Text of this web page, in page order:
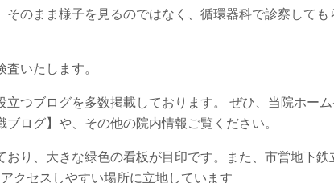
のまま様子を見るのではなく、循環器科で診察しても
いたします。
つブログを多数掲載しております。 ぜひ、当院ホー
ログ】や、その他の院内情報ご覧ください。
り、大きな緑色の看板が目印です。また、市営地下鉄
クセスしやすい場所に立地しています